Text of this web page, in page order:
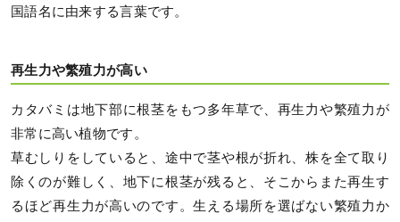
国語名に由来する言葉です。
再生力や繁殖力が高い
カタバミは地下部に根茎をもつ多年草で、再生力や繁殖力が
非常に高い植物です。
草むしりをしていると、途中で茎や根が折れ、株を全て取り
除くのが難しく、地下に根茎が残ると、そこからまた再生す
るほど再生力が高いのです。生える場所を選ばない繁殖力か